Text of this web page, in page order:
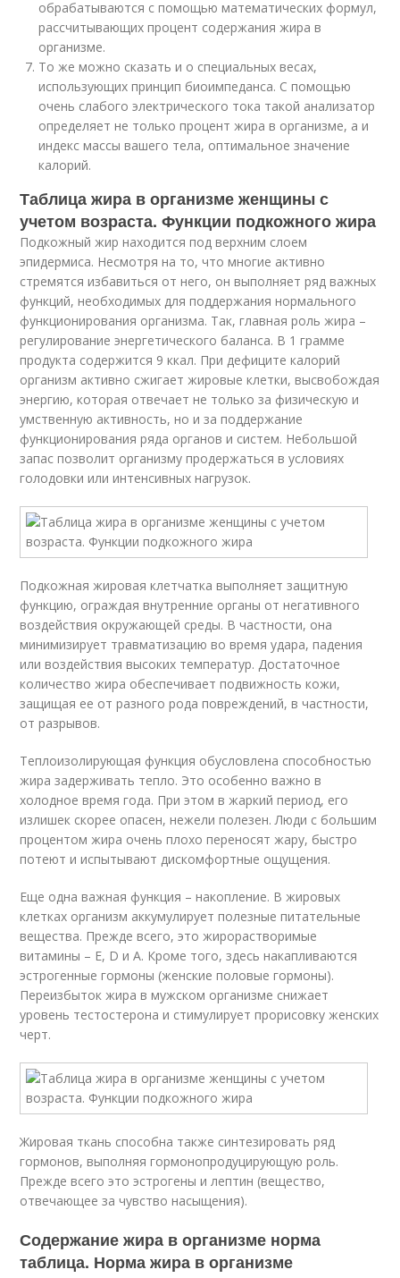
обрабатываются с помощью математических формул,
рассчитывающих процент содержания жира в
организме.
То же можно сказать и о специальных весах,
использующих принцип биоимпеданса. С помощью
очень слабого электрического тока такой анализатор
определяет не только процент жира в организме, а и
индекс массы вашего тела, оптимальное значение
калорий.
Таблица жира в организме женщины с
учетом возраста. Функции подкожного жира
Подкожный жир находится под верхним слоем
эпидермиса. Несмотря на то, что многие активно
стремятся избавиться от него, он выполняет ряд важных
функций, необходимых для поддержания нормального
функционирования организма. Так, главная роль жира –
регулирование энергетического баланса. В 1 грамме
продукта содержится 9 ккал. При дефиците калорий
организм активно сжигает жировые клетки, высвобождая
энергию, которая отвечает не только за физическую и
умственную активность, но и за поддержание
функционирования ряда органов и систем. Небольшой
запас позволит организму продержаться в условиях
голодовки или интенсивных нагрузок.
Подкожная жировая клетчатка выполняет защитную
функцию, ограждая внутренние органы от негативного
воздействия окружающей среды. В частности, она
минимизирует травматизацию во время удара, падения
или воздействия высоких температур. Достаточное
количество жира обеспечивает подвижность кожи,
защищая ее от разного рода повреждений, в частности,
от разрывов.
Теплоизолирующая функция обусловлена способностью
жира задерживать тепло. Это особенно важно в
холодное время года. При этом в жаркий период, его
излишек скорее опасен, нежели полезен. Люди с большим
процентом жира очень плохо переносят жару, быстро
потеют и испытывают дискомфортные ощущения.
Еще одна важная функция – накопление. В жировых
клетках организм аккумулирует полезные питательные
вещества. Прежде всего, это жирорастворимые
витамины – E, D и A. Кроме того, здесь накапливаются
эстрогенные гормоны (женские половые гормоны).
Переизбыток жира в мужском организме снижает
уровень тестостерона и стимулирует прорисовку женских
черт.
Жировая ткань способна также синтезировать ряд
гормонов, выполняя гормонопродуцирующую роль.
Прежде всего это эстрогены и лептин (вещество,
отвечающее за чувство насыщения).
Содержание жира в организме норма
таблица. Норма жира в организме